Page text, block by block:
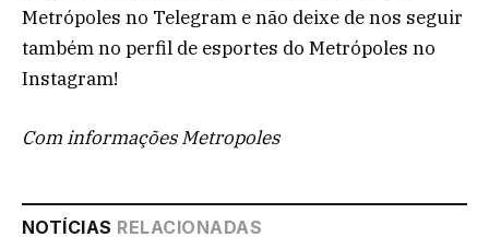
Metrópoles no Telegram e não deixe de nos seguir
também no perfil de esportes do Metrópoles no
Instagram!
Com informações Metropoles
NOTÍCIAS RELACIONADAS